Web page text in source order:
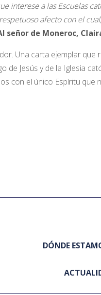
interese a las Escuelas
afecto con el
señor de Moneroc,
Una carta ejemplar que
de Jesús y de la Iglesia
con el único Espíritu que
DÓNDE